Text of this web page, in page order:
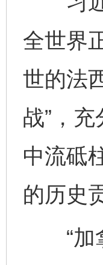
全世界
世的法
战”，
中流砥
的历史
“加拿